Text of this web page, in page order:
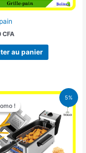
CFA
au panier
5%
!!
Le
initial
était :
39.000 CFA.
Le
prix
actuel
est :
37.000 CFA.